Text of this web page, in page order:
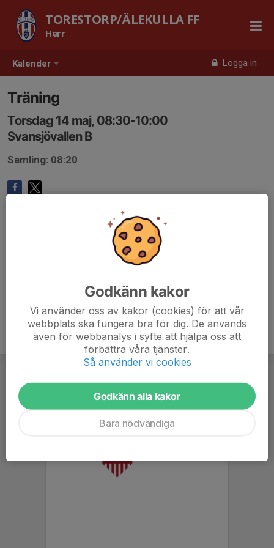
Kalender Logga in
TORESTORP/ÄLEKULLA FF
Herr
Träning
Torsdag 14 maj, 08:30-10:00
Svansjövallen B
Samling: 08:20
Godkänn kakor
Vi använder oss av kakor (cookies) för att vår
webbplats ska fungera bra för dig. De används
även för webbanalys i syfte att hjälpa oss att
förbättra våra tjänster.
Så använder vi cookies
Godkänn alla kakor
Bara nödvändiga